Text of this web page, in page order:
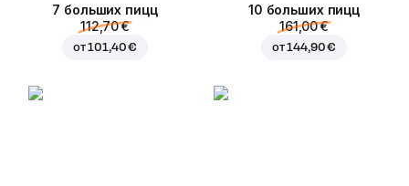
7 больших пицц
112,70 €
от101,40 €
10 больших пицц
161,00 €
от144,90 €